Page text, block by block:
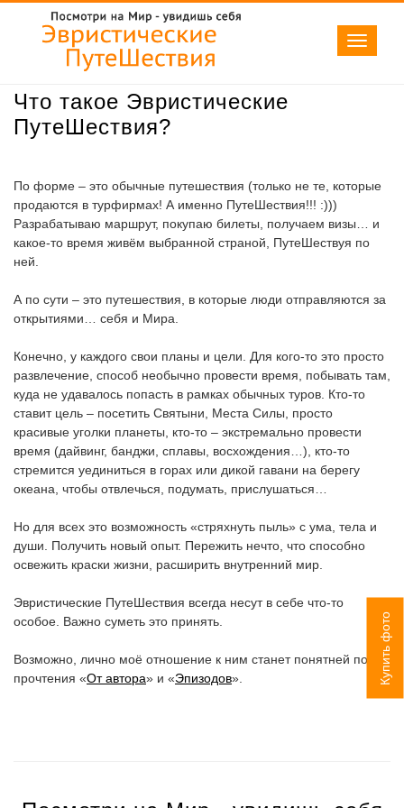
Toggle
Что такое Эвристические
ПутеШествия?
По форме – это обычные путешествия (только не те, которые
продаются в турфирмах! А именно ПутеШествия!!! :)))
Разрабатываю маршрут, покупаю билеты, получаем визы… и
какое-то время живём выбранной страной, ПутеШествуя по
ней.
А по сути – это путешествия, в которые люди отправляются за
открытиями… себя и Мира.
Конечно, у каждого свои планы и цели. Для кого-то это просто
развлечение, способ необычно провести время, побывать там,
куда не удавалось попасть в рамках обычных туров. Кто-то
ставит цель – посетить Святыни, Места Силы, просто
красивые уголки планеты, кто-то – экстремально провести
время (дайвинг, банджи, сплавы, восхождения…), кто-то
стремится уединиться в горах или дикой гавани на берегу
океана, чтобы отвлечься, подумать, прислушаться…
Но для всех это возможность «стряхнуть пыль» с ума, тела и
души. Получить новый опыт. Пережить нечто, что способно
освежить краски жизни, расширить внутренний мир.
Эвристические ПутеШествия всегда несут в себе что-то
особое. Важно суметь это принять.
Возможно, лично моё отношение к ним станет понятней после
прочтения «От автора» и «Эпизодов». Купить фото